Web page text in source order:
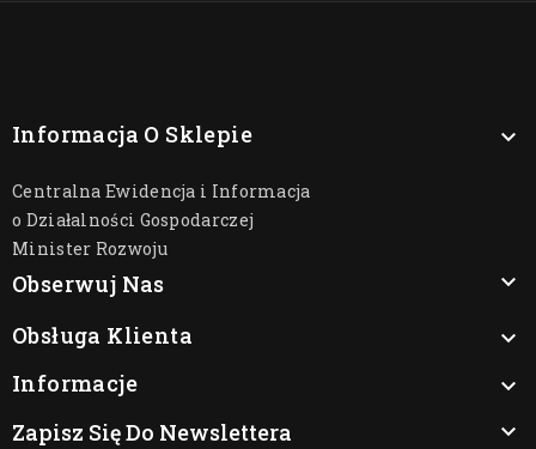
Informacja O Sklepie 
Centralna Ewidencja i Informacja
o Działalności Gospodarczej
Minister Rozwoju
Obserwuj Nas

Obsługa Klienta

Informacje

Zapisz Się Do Newslettera
